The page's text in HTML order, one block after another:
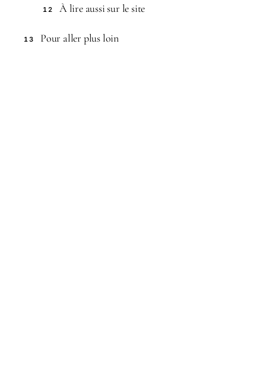
12 À lire aussi sur le site
13 Pour aller plus loin